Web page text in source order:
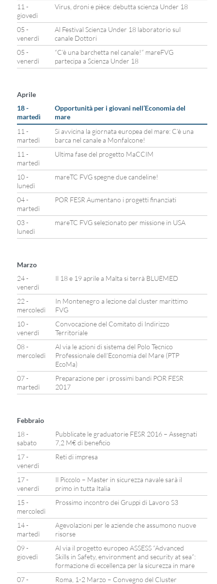
11 -
giovedì
Virus, droni e pièce: debutta scienza Under 18
05 -
venerdì
Al Festival Scienza Under 18 laboratorio sul
canale Dottori
05 -
venerdì
“C’è una barchetta nel canale!” mareFVG
partecipa a Scienza Under 18
Aprile
18 -
martedì
Opportunità per i giovani nell’Economia del
mare
11 -
martedì
Si avvicina la giornata europea del mare: C’è una
barca nel canale a Monfalcone!
11 -
martedì
Ultima fase del progetto MaCCIM
10 -
lunedì
mareTC FVG spegne due candeline!
04 -
martedì
POR FESR Aumentano i progetti finanziati
03 -
lunedì
mareTC FVG selezionato per missione in USA
Marzo
24 -
venerdì
Il 18 e 19 aprile a Malta si terrà BLUEMED
22 -
mercoledì
In Montenegro a lezione dal cluster marittimo
FVG
10 -
venerdì
Convocazione del Comitato di Indirizzo
Territoriale
08 -
mercoledì
Al via le azioni di sistema del Polo Tecnico
Professionale dell’Economia del Mare (PTP
EcoMa)
07 -
martedì
Preparazione per i prossimi bandi POR FESR
2017
Febbraio
18 -
sabato
Pubblicate le graduatorie FESR 2016 – Assegnati
7,2 M€ di beneficio
17 -
venerdì
Reti di impresa
17 -
venerdì
Il Piccolo – Master in sicurezza navale sarà il
primo in tutta Italia
15 -
mercoledì
Prossimo incontro dei Gruppi di Lavoro S3
14 -
martedì
Agevolazioni per le aziende che assumono nuove
risorse
09 -
giovedì
Al via il progetto europeo ASSESS “Advanced
Skills in Safety, environment and security at sea”:
formazione di eccellenza per la sicurezza in mare
07 -
Roma, 1-2 Marzo – Convegno del Cluster